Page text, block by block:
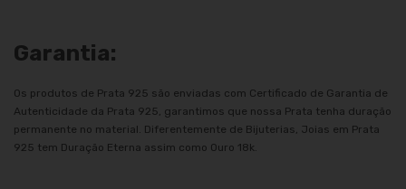
Garantia:
Os produtos de Prata 925 são enviadas com Certificado de Garantia de
Autenticidade da Prata 925, garantimos que nossa Prata tenha duração
permanente no material. Diferentemente de Bijuterias, Joias em Prata
925 tem Duração Eterna assim como Ouro 18k.